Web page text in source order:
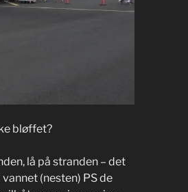
bløffet?
lå på stranden – det
(nesten) PS de